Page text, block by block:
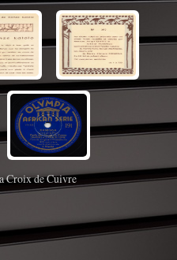
Croix de Cuivre